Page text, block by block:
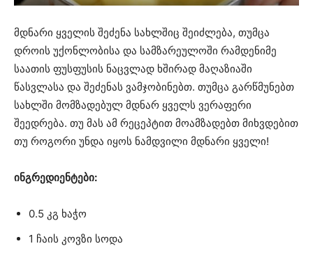
მდნარი ყველის შეძენა სახლშიც შეიძლება, თუმცა
დროის უქონლობისა და სამზარეულოში რამდენიმე
საათის ფუსფუსის ნაცვლად ხშირად მაღაზიაში
წასვლასა და შეძენას ვამჯობინებთ. თუმცა გარწმუნებთ
სახლში მომზადებულ მდნარ ყველს ვერაფერი
შეედრება. თუ მას ამ რეცეპტით მოამზადებთ მიხვდებით
თუ როგორი უნდა იყოს ნამდვილი მდნარი ყველი!
ინგრედიენტები:
0.5 კგ ხაჭო
1 ჩაის კოვზი სოდა